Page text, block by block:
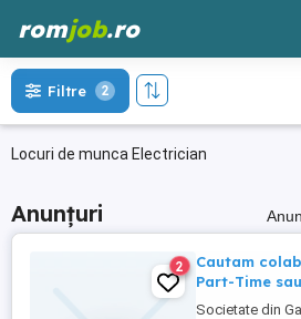
romjob.ro
Locuri de munca Electrician
Filtre 2
Anunțuri
2
Cautam
Part-Time
Societate din